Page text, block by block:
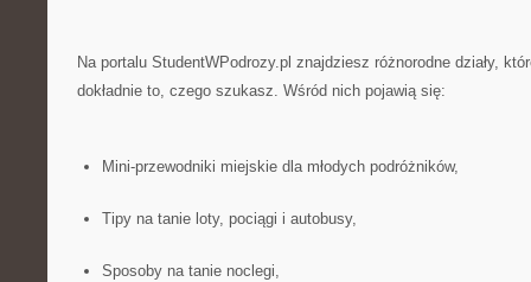
Na portalu StudentWPodrozy.pl znajdziesz różnorodne działy,
dokładnie to, czego szukasz. Wśród nich pojawią się:
Mini-przewodniki miejskie dla młodych podróżników,
Tipy na tanie loty, pociągi i autobusy,
Sposoby na tanie noclegi,